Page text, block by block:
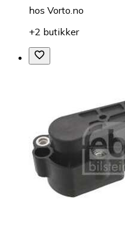
hos Vorto.no
+2 butikker